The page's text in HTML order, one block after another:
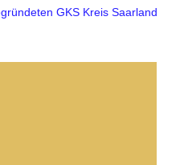
GKS Kreis Saarland